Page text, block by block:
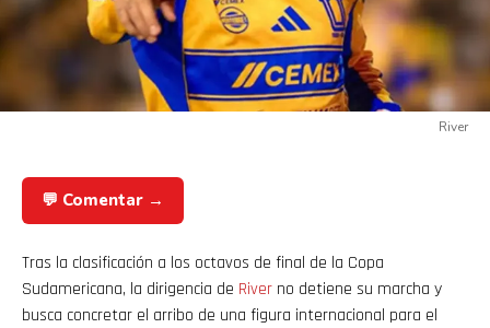
River
💬 Comentar →
Tras la clasificación a los octavos de final de la Copa
Sudamericana, la dirigencia de River no detiene su marcha y
busca concretar el arribo de una figura internacional para el